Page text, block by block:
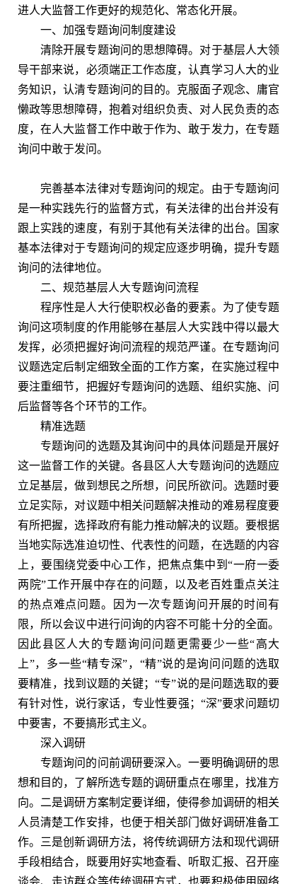
进人大监督工作更好的规范化、常态化开展。
一、加强专题询问制度建设
清除开展专题询问的思想障碍。对于基层人大领
导干部来说，必须端正工作态度，认真学习人大的业
务知识，认清专题询问的目的。克服面子观念、庸官
懒政等思想障碍，抱着对组织负责、对人民负责的态
度，在人大监督工作中敢于作为、敢于发力，在专题
询问中敢于发问。
完善基本法律对专题询问的规定。由于专题询问
是一种实践先行的监督方式，有关法律的出台并没有
跟上实践的速度，有别于其他有关法律的出台。国家
基本法律对于专题询问的规定应逐步明确，提升专题
询问的法律地位。
二、规范基层人大专题询问流程
程序性是人大行使职权必备的要素。为了使专题
询问这项制度的作用能够在基层人大实践中得以最大
发挥，必须把握好询问流程的规范严谨。在专题询问
议题选定后制定细致全面的工作方案，在实施过程中
要注重细节，把握好专题询问的选题、组织实施、问
后监督等各个环节的工作。
精准选题
专题询问的选题及其询问中的具体问题是开展好
这一监督工作的关键。各县区人大专题询问的选题应
立足基层，做到想民之所想，问民所欲问。选题时要
立足实际，对议题中相关问题解决推动的难易程度要
有所把握，选择政府有能力推动解决的议题。要根据
当地实际选准迫切性、代表性的问题，在选题的内容
上，要围绕党委中心工作，把焦点集中到“一府一委
两院”工作开展中存在的问题，以及老百姓重点关注
的热点难点问题。因为一次专题询问开展的时间有
限，所以会议中进行问询的内容不可能十分的全面。
因此县区人大的专题询问问题更需要少一些“高大
上”，多一些“精专深”，“精”说的是询问问题的选取
要精准，找到议题的关键；“专”说的是问题选取的要
有针对性，说行家话，专业性要强；“深”要求问题切
中要害，不要搞形式主义。
深入调研
专题询问的问前调研要深入。一要明确调研的思
想和目的，了解所选专题的调研重点在哪里，找准方
向。二是调研方案制定要详细，使得参加调研的相关
人员清楚工作安排，也便于相关部门做好调研准备工
作。三是创新调研方法，将传统调研方法和现代调研
手段相结合，既要用好实地查看、听取汇报、召开座